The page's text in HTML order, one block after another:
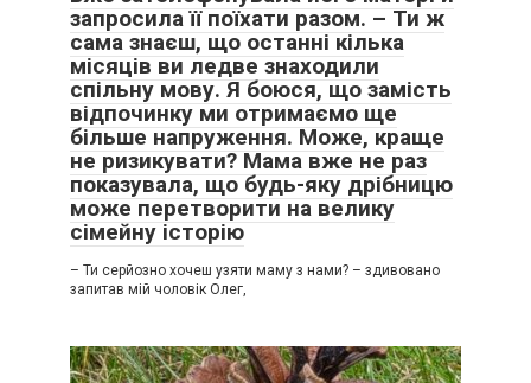
Він образився.
— Я думав, тобі тут добре.
— Мені було добре. Поки я не зникла в цьому добрі.
Наступного дня пані Оксана ніби випадково сказала:
— Ліно, у великій родині треба мати терпіння.
запросила її поїхати разом. – Ти ж
сама знаєш, що останні кілька
місяців ви ледве знаходили
спільну мову. Я боюся, що замість
відпочинку ми отримаємо ще
більше напруження. Може, краще
не ризикувати? Мама вже не раз
показувала, що будь-яку дрібницю
може перетворити на велику
сімейну історію
– Ти серйозно хочеш узяти маму з нами? – здивовано
запитав мій чоловік Олег,